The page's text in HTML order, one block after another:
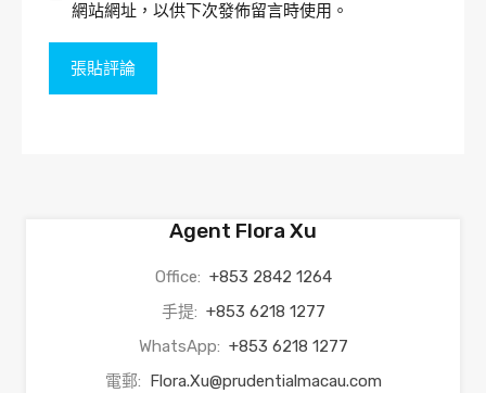
網站網址，以供下次發佈留言時使用。
Agent Flora Xu
Office: +853 2842 1264
手提: +853 6218 1277
WhatsApp: +853 6218 1277
電郵: Flora.Xu@prudentialmacau.com